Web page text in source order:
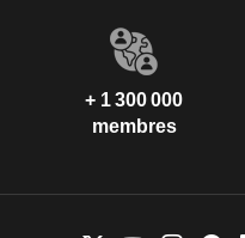
+ 1 300 000
membres